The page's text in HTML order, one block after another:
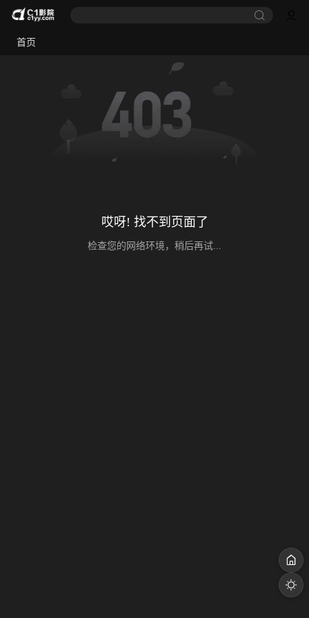
首页
哎呀! 找不到页面了
检查您的网络环境，稍后再试...